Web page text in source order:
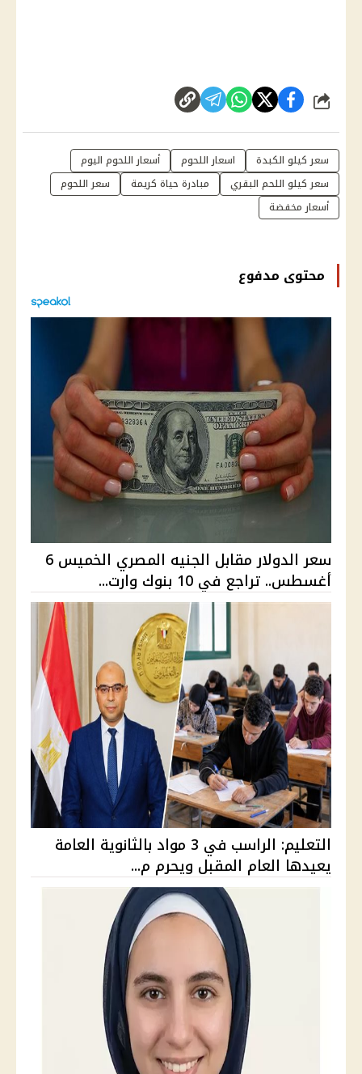
شارك
سعر كيلو الكبدة اسعار اللحوم
أسعار اللحوم اليوم
سعر كيلو اللحم البقري
مبادرة حياة كريمة
سعر اللحوم
أسعار مخفضة
محتوى مدفوع
سعر الدولار مقابل الجنيه المصري الخميس 6
أغسطس.. تراجع في 10 بنوك وارت...
التعليم: الراسب في 3 مواد بالثانوية العامة
يعيدها العام المقبل ويحرم م...